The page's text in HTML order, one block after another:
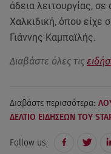
άδεια λειτουργίας,
Χαλκιδική, όπου είχε
Γιάννης Καμπαϊλής.
Διαβάστε όλες τις
Διαβάστε περισσότερα:
ΔΕΛΤΙΟ ΕΙΔΗΣΕΩΝ ΤΟΥ
Follow us: